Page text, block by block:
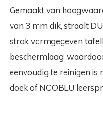
Gemaakt van
van 3 mm dik, straalt
strak vormgegeven
beschermlaag,
eenvoudig te reinigen is
doek of NOOBLU